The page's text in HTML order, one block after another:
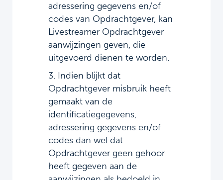
adressering gegevens en/of
codes van Opdrachtgever, kan
Livestreamer Opdrachtgever
aanwijzingen geven, die
uitgevoerd dienen te worden.
3. Indien blijkt dat
Opdrachtgever misbruik heeft
gemaakt van de
identificatiegegevens,
adressering gegevens en/of
codes dan wel dat
Opdrachtgever geen gehoor
heeft gegeven aan de